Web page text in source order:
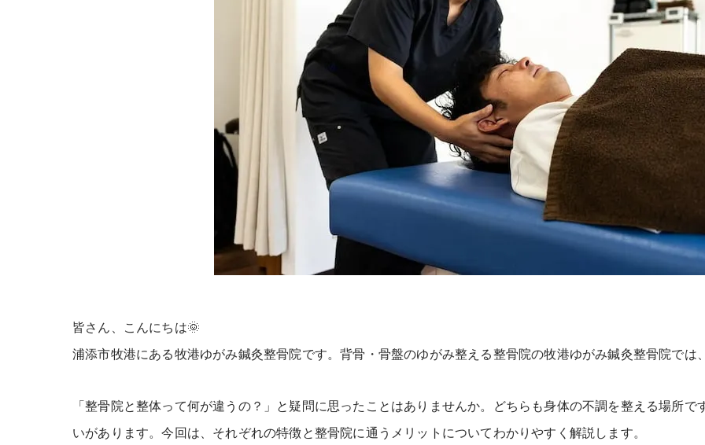
皆さん、こんにちは🌞
浦添市牧港にある牧港ゆがみ鍼灸整骨院です。背骨・骨盤のゆがみ整える整骨院の牧港ゆがみ鍼灸整骨院で
「整骨院と整体って何が違うの？」と疑問に思ったことはありませんか。どちらも身体の不調を整える場所
いがあります。今回は、それぞれの特徴と整骨院に通うメリットについてわかりやすく解説します。